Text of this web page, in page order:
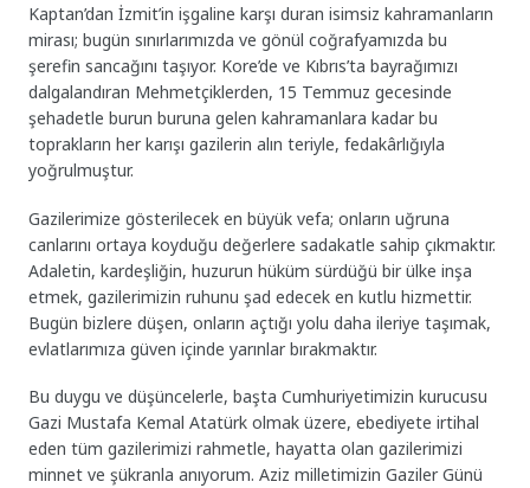
Kaptan’dan İzmit’in işgaline karşı duran isimsiz kahramanların
mirası; bugün sınırlarımızda ve gönül coğrafyamızda bu
şerefin sancağını taşıyor. Kore’de ve Kıbrıs’ta bayrağımızı
dalgalandıran Mehmetçiklerden, 15 Temmuz gecesinde
şehadetle burun buruna gelen kahramanlara kadar bu
toprakların her karışı gazilerin alın teriyle, fedakârlığıyla
yoğrulmuştur.
Gazilerimize gösterilecek en büyük vefa; onların uğruna
canlarını ortaya koyduğu değerlere sadakatle sahip çıkmaktır.
Adaletin, kardeşliğin, huzurun hüküm sürdüğü bir ülke inşa
etmek, gazilerimizin ruhunu şad edecek en kutlu hizmettir.
Bugün bizlere düşen, onların açtığı yolu daha ileriye taşımak,
evlatlarımıza güven içinde yarınlar bırakmaktır.
Bu duygu ve düşüncelerle, başta Cumhuriyetimizin kurucusu
Gazi Mustafa Kemal Atatürk olmak üzere, ebediyete irtihal
eden tüm gazilerimizi rahmetle, hayatta olan gazilerimizi
minnet ve şükranla anıyorum. Aziz milletimizin Gaziler Günü